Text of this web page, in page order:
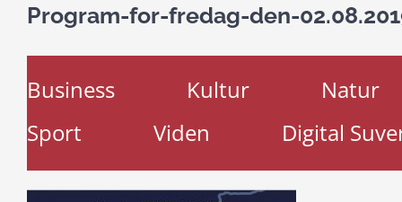
Program-for-fredag-den-
Business Kultur
Natur
Sport
Viden Digital